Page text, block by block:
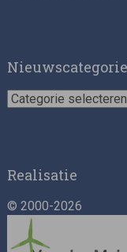
Nieuwscategorieën
Realisatie
© 2000-2026